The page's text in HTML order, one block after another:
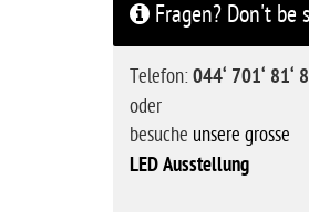
t
e
i
t
e
Fragen? Don't be
Telefon:044‘ 701‘ 81‘
oder
besuche unsere grosse
LED Ausstellung